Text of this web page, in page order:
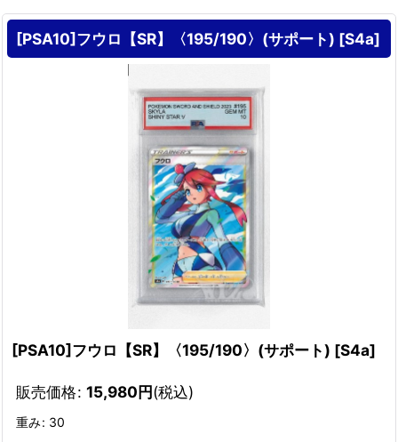
[PSA10]フウロ【SR】〈195/190〉(サポート) [S4a]
[PSA10]フウロ【SR】〈195/190〉(サポート) [S4a]
販売価格: 15,980円(税込)
重み: 30